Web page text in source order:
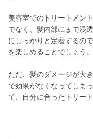
美容室でのトリートメン
でなく、髪内部にまで浸
にしっかりと定着するの
を楽しめることでしょう。
ただ、髪のダメージが大
で効果がなくなってしま
て、自分に合ったトリー